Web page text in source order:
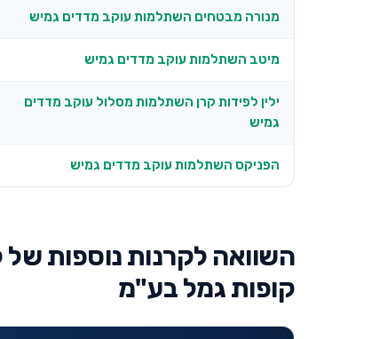
מנורה מבטחים השתלמות עוקב מדדים גמיש
מיטב השתלמות עוקב מדדים גמיש
ילין לפידות קרן השתלמות מסלול עוקב מדדים
גמיש
הפניקס השתלמות עוקב מדדים גמיש
השוואה לקרנות נוספות
קופות גמל בע"מ